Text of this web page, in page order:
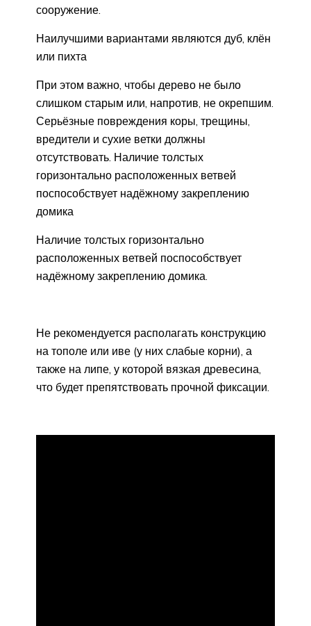
сооружение.
Наилучшими вариантами являются дуб, клён
или пихта
При этом важно, чтобы дерево не было
слишком старым или, напротив, не окрепшим.
Серьёзные повреждения коры, трещины,
вредители и сухие ветки должны
отсутствовать. Наличие толстых
горизонтально расположенных ветвей
поспособствует надёжному закреплению
домика
Наличие толстых горизонтально
расположенных ветвей поспособствует
надёжному закреплению домика.
Не рекомендуется располагать конструкцию
на тополе или иве (у них слабые корни), а
также на липе, у которой вязкая древесина,
что будет препятствовать прочной фиксации.